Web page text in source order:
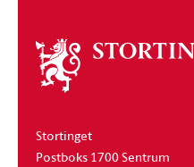
Om
stortinget
Stortinget
Postboks 1700 Sentrum